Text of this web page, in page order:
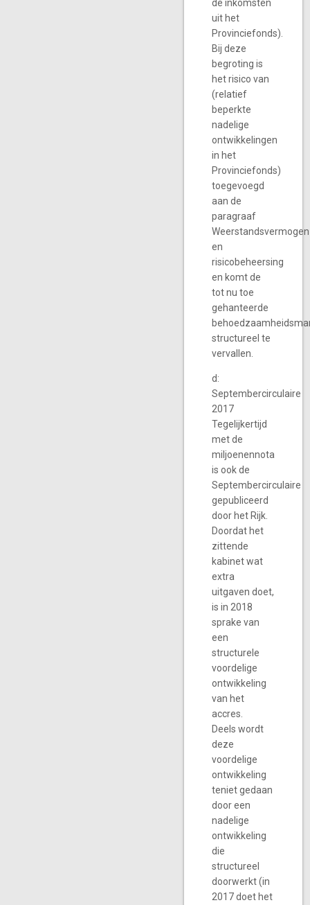
de inkomsten
uit het
Provinciefonds).
Bij deze
begroting is
het risico van
(relatief
beperkte
nadelige
ontwikkelingen
in het
Provinciefonds)
toegevoegd
aan de
paragraaf
Weerstandsvermogen
en
risicobeheersing
en komt de
tot nu toe
gehanteerde
structureel te
vervallen.
d:
Septembercirculaire
2017
Tegelijkertijd
met de
miljoenennota
is ook de
Septembercirculaire
gepubliceerd
door het Rijk.
Doordat het
zittende
kabinet wat
extra
uitgaven doet,
is in 2018
sprake van
een
structurele
voordelige
ontwikkeling
van het
accres.
Deels wordt
deze
voordelige
ontwikkeling
teniet gedaan
door een
nadelige
ontwikkeling
die
structureel
doorwerkt (in
2017 doet het